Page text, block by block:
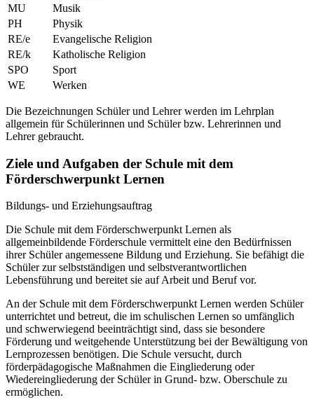
MU
Musik
PH
Physik
RE/e
Evangelische Religion
RE/k
Katholische Religion
SPO
Sport
WE
Werken
Die Bezeichnungen Schüler und Lehrer werden im Lehrplan
allgemein für Schülerinnen und Schüler bzw. Lehrerinnen und
Lehrer gebraucht.
Ziele und Aufgaben der Schule mit dem
Förderschwerpunkt Lernen
Bildungs- und Erziehungsauftrag
Die Schule mit dem Förderschwerpunkt Lernen als
allgemeinbildende Förderschule vermittelt eine den Bedürfnissen
ihrer Schüler angemessene Bildung und Erziehung. Sie befähigt die
Schüler zur selbstständigen und selbstverantwortlichen
Lebensführung und bereitet sie auf Arbeit und Beruf vor.
An der Schule mit dem Förderschwerpunkt Lernen werden Schüler
unterrichtet und betreut, die im schulischen Lernen so umfänglich
und schwerwiegend beeinträchtigt sind, dass sie besondere
Förderung und weitgehende Unterstützung bei der Bewältigung von
Lernprozessen benötigen. Die Schule versucht, durch
förderpädagogische Maßnahmen die Eingliederung oder
Wiedereingliederung der Schüler in Grund- bzw. Oberschule zu
ermöglichen.